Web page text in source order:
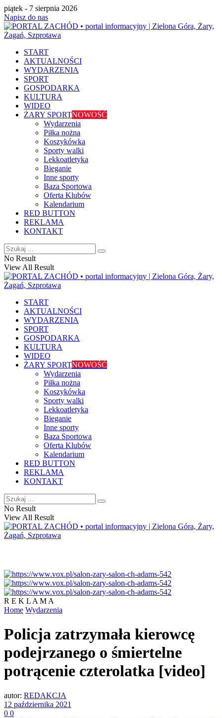
piątek - 7 sierpnia 2026
Napisz do nas
START
AKTUALNOŚCI
WYDARZENIA
SPORT
GOSPODARKA
KULTURA
WIDEO
ŻARY SPORTNOWOŚĆ
Wydarzenia
Piłka nożna
Koszykówka
Sporty walki
Lekkoatletyka
Bieganie
Inne sporty
Baza Sportowa
Oferta Klubów
Kalendarium
RED BUTTON
REKLAMA
KONTAKT
No Result
View All Result
START
AKTUALNOŚCI
WYDARZENIA
SPORT
GOSPODARKA
KULTURA
WIDEO
ŻARY SPORTNOWOŚĆ
Wydarzenia
Piłka nożna
Koszykówka
Sporty walki
Lekkoatletyka
Bieganie
Inne sporty
Baza Sportowa
Oferta Klubów
Kalendarium
RED BUTTON
REKLAMA
KONTAKT
No Result
View All Result
R E K L A M A
Home Wydarzenia
Policja zatrzymała kierowcę
podejrzanego o śmiertelne
potrącenie czterolatka [video]
autor: REDAKCJA
12 października 2021
0 0